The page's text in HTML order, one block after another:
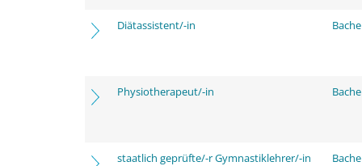
Diätassistent/-in
Physiotherapeut/-in
staatlich geprüfte/-r Gymnastiklehrer/-in